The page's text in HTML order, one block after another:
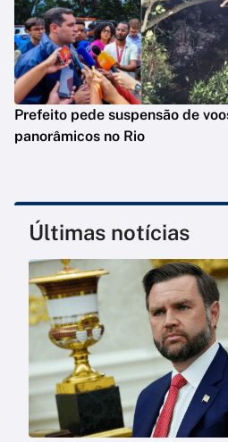
Prefeito pede suspensão de
panorâmicos no Rio
Últimas notícias